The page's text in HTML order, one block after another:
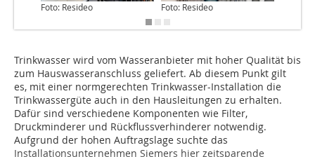
Foto: Resideo Foto: Resideo
Trinkwasser wird vom Wasseranbieter mit hoher Qualität bis
zum Hauswasseranschluss geliefert. Ab diesem Punkt gilt
es, mit einer normgerechten Trinkwasser-Installation die
Trinkwassergüte auch in den Hausleitungen zu erhalten.
Dafür sind verschiedene Komponenten wie Filter,
Druckminderer und Rückflussverhinderer notwendig.
Aufgrund der hohen Auftragslage suchte das
Installationsunternehmen Siemers hier zeitsparende